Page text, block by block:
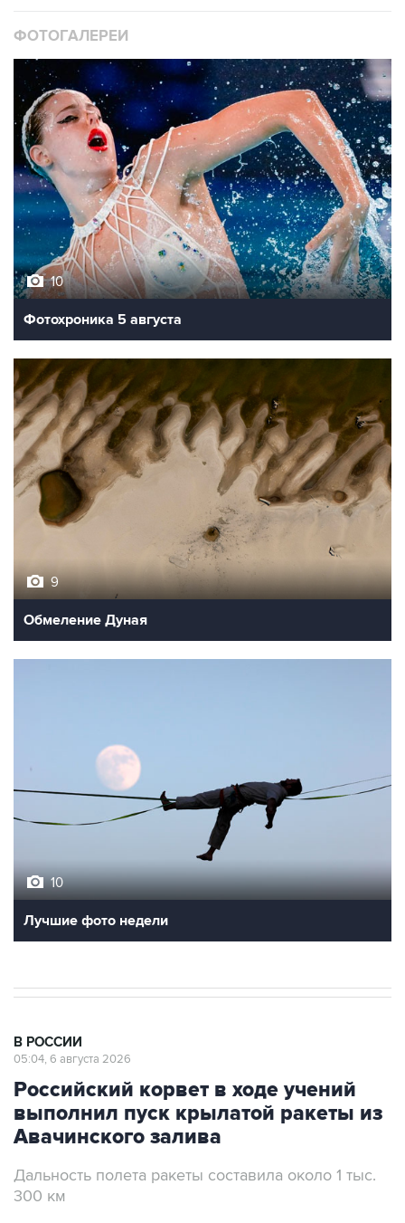
ФОТОГАЛЕРЕИ
10
Фотохроника 5 августа
9
Обмеление Дуная
10
Лучшие фото недели
В РОССИИ
05:04, 6 августа 2026
Российский корвет в ходе учений
выполнил пуск крылатой ракеты из
Авачинского залива
Дальность полета ракеты составила около 1 тыс.
300 км